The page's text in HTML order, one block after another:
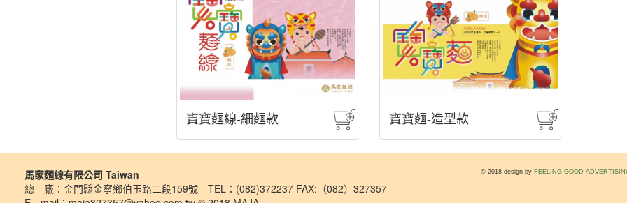
寶寶麵線-細麵款 寶寶麵-造型款
馬家麵線有限公司 Taiwan
總 廠：金門縣金寧鄉伯玉路二段159號 TEL：(082)372237 FAX:（082）327357
© 2018 design by FEELING GOOD